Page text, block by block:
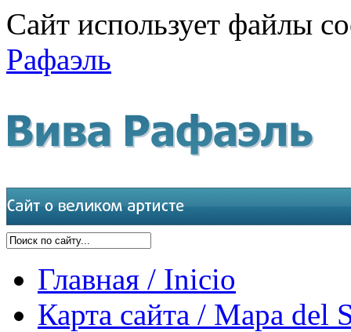
Сайт использует файлы
Рафаэль
Главная / Inicio
Карта сайта / Mapa del